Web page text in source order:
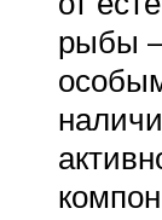
рыбы